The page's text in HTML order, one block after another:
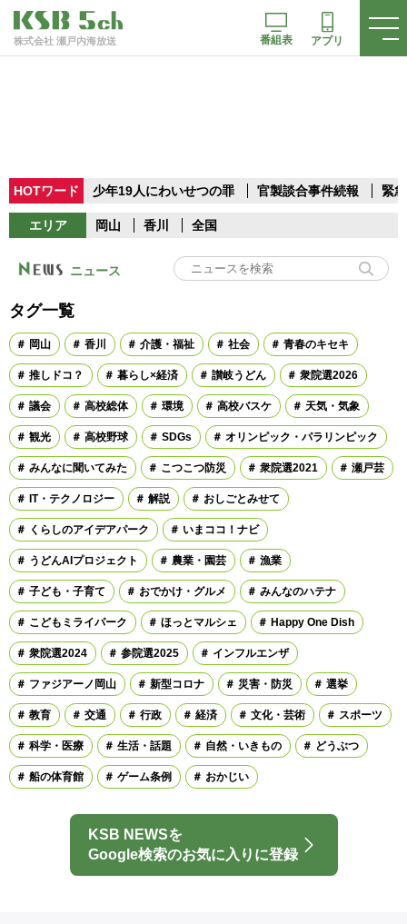
株式会社 瀬戸内海放送 番組表 アプリ
HOTワード 少年19人にわいせつの罪 官製談合事件続報 緊
エリア 岡山 香川 全国
ニュース
タグ一覧
岡山 香川 介護・福祉 社会 青春のキセキ
推しドコ？ 暮らし×経済 讃岐うどん 衆院選2026
議会 高校総体 環境 高校バスケ 天気・気象
観光 高校野球 SDGs オリンピック・パラリンピック
みんなに聞いてみた こつこつ防災 衆院選2021 瀬戸芸
IT・テクノロジー 解説 おしごとみせて
くらしのアイデアパーク いまココ！ナビ
うどんAIプロジェクト 農業・園芸 漁業
子ども・子育て おでかけ・グルメ みんなのハテナ
こどもミライパーク ほっとマルシェ Happy One Dish
衆院選2024 参院選2025 インフルエンザ
ファジアーノ岡山 新型コロナ 災害・防災 選挙
教育 交通 行政 経済 文化・芸術 スポーツ
科学・医療 生活・話題 自然・いきもの どうぶつ
船の体育館 ゲーム条例 おかじい
KSB NEWSを
Google検索のお気に入りに登録